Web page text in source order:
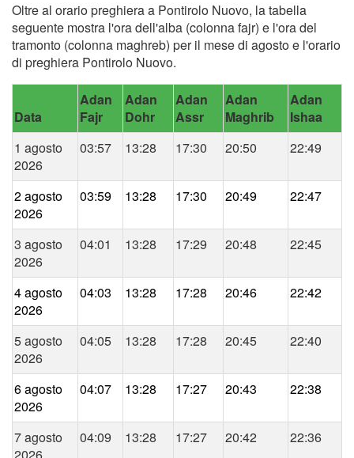
Oltre al orario preghiera a Pontirolo Nuovo, la tabella
seguente mostra l'ora dell'alba (colonna fajr) e l'ora del
tramonto (colonna maghreb) per il mese di agosto e l'orario
di preghiera Pontirolo Nuovo.
Data
Adan
Fajr
Adan
Dohr
Adan
Assr
Adan
Maghrib
Adan
Ishaa
1 agosto
2026
03:57 13:28 17:30 20:50 22:49
2 agosto
2026
03:59 13:28 17:30 20:49 22:47
3 agosto
2026
04:01 13:28 17:29 20:48 22:45
4 agosto
2026
04:03 13:28 17:28 20:46 22:42
5 agosto
2026
04:05 13:28 17:28 20:45 22:40
6 agosto
2026
04:07 13:28 17:27 20:43 22:38
7 agosto
04:09 13:28 17:27 20:42 22:36